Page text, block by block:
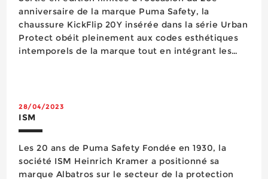
anniversaire de la marque Puma Safety, la
chaussure KickFlip 20Y insérée dans la série Urban
Protect obéit pleinement aux codes esthétiques
intemporels de la marque tout en intégrant les
28/04/2023
ISM
Les 20 ans de Puma Safety Fondée en 1930, la
société ISM Heinrich Kramer a positionné sa
marque Albatros sur le secteur de la protection